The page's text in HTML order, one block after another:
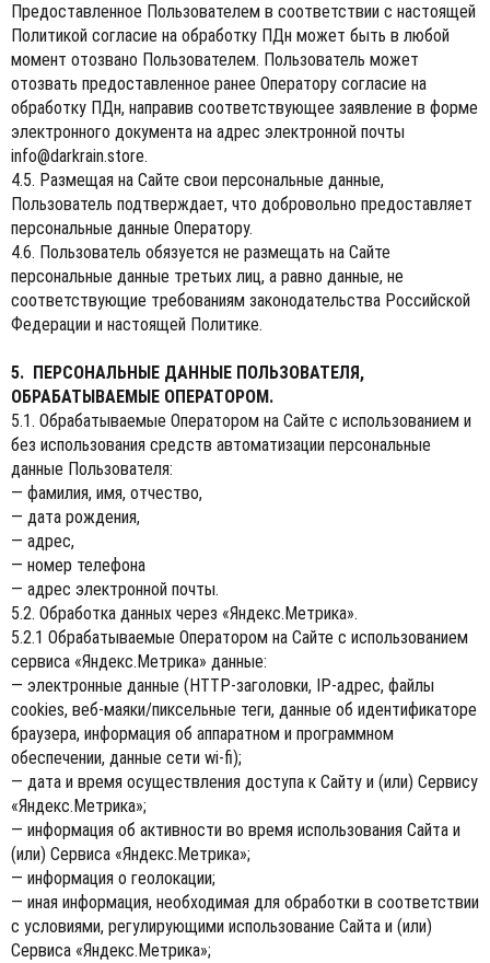
Предоставленное Пользователем в соответствии с настоящей
Политикой согласие на обработку ПДн может быть в любой
момент отозвано Пользователем. Пользователь может
отозвать предоставленное ранее Оператору согласие на
обработку ПДн, направив соответствующее заявление в форме
электронного документа на адрес электронной почты
info@darkrain.store.
4.5. Размещая на Сайте свои персональные данные,
Пользователь подтверждает, что добровольно предоставляет
персональные данные Оператору.
4.6. Пользователь обязуется не размещать на Сайте
персональные данные третьих лиц, а равно данные, не
соответствующие требованиям законодательства Российской
Федерации и настоящей Политике.
5. ПЕРСОНАЛЬНЫЕ ДАННЫЕ ПОЛЬЗОВАТЕЛЯ,
ОБРАБАТЫВАЕМЫЕ ОПЕРАТОРОМ.
5.1. Обрабатываемые Оператором на Сайте с использованием и
без использования средств автоматизации персональные
данные Пользователя:
— фамилия, имя, отчество,
— дата рождения,
— адрес,
— номер телефона
— адрес электронной почты.
5.2. Обработка данных через «Яндекс.Метрика».
5.2.1 Обрабатываемые Оператором на Сайте с использованием
сервиса «Яндекс.Метрика» данные:
— электронные данные (HTTP-заголовки, IP-адрес, файлы
cookies, веб-маяки/пиксельные теги, данные об идентификаторе
браузера, информация об аппаратном и программном
обеспечении, данные сети wi-fi);
— дата и время осуществления доступа к Сайту и (или) Сервису
«Яндекс.Метрика»;
— информация об активности во время использования Сайта и
(или) Сервиса «Яндекс.Метрика»;
— информация о геолокации;
— иная информация, необходимая для обработки в соответствии
с условиями, регулирующими использование Сайта и (или)
Сервиса «Яндекс.Метрика»;